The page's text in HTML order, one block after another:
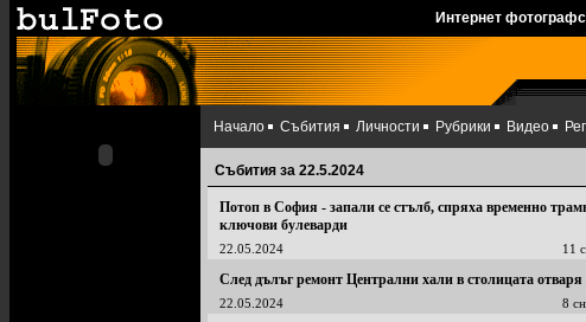
Интернет
Начало Събития Личности Рубрики Видео
Събития за 22.5.2024
Потоп в София - запали се стълб, спряха временно
ключови булеварди
22.05.2024 11
След дълъг ремонт Централни хали в столицата отваря
22.05.2024 8